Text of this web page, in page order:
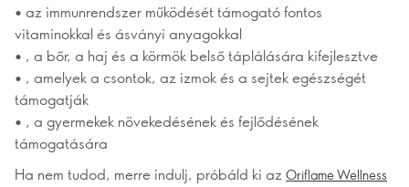
• az immunrendszer működését támogató fontos
vitaminokkal és ásványi anyagokkal
• , a bőr, a haj és a körmök belső táplálására kifejlesztve
• , amelyek a csontok, az izmok és a sejtek egészségét
támogatják
• , a gyermekek növekedésének és fejlődésének
támogatására
Ha nem tudod, merre indulj, próbáld ki az Oriflame Wellness